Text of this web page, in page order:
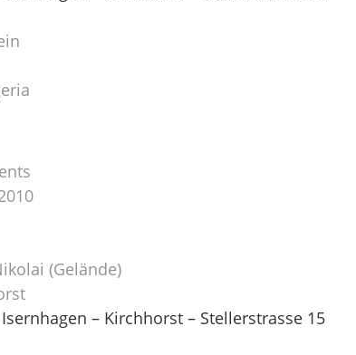
(Gelände)
– Kirchhorst – Stellerstrasse 15